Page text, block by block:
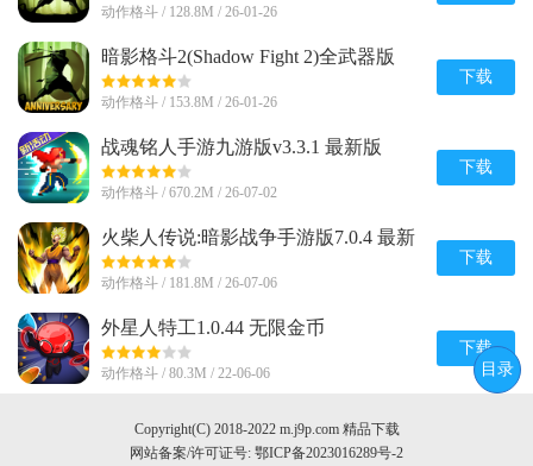
动作格斗 / 128.8M / 26-01-26
暗影格斗2(Shadow Fight 2)全武器版
v2.41.9 最新版
动作格斗 / 153.8M / 26-01-26
下载
战魂铭人手游九游版v3.3.1 最新版
动作格斗 / 670.2M / 26-07-02
下载
火柴人传说:暗影战争手游版7.0.4 最新
版
动作格斗 / 181.8M / 26-07-06
下载
外星人特工1.0.44 无限金币
动作格斗 / 80.3M / 22-06-06
下载
Copyright(C) 2018-2022 m.j9p.com 精品下载
网站备案/许可证号: 鄂ICP备2023016289号-2
目录